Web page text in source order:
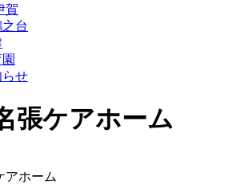
賀
台
らせ
張ケアホーム
アホーム